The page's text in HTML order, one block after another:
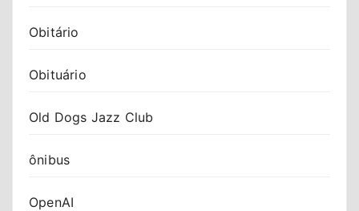
Obitário
Obituário
Old Dogs Jazz Club
ônibus
OpenAI